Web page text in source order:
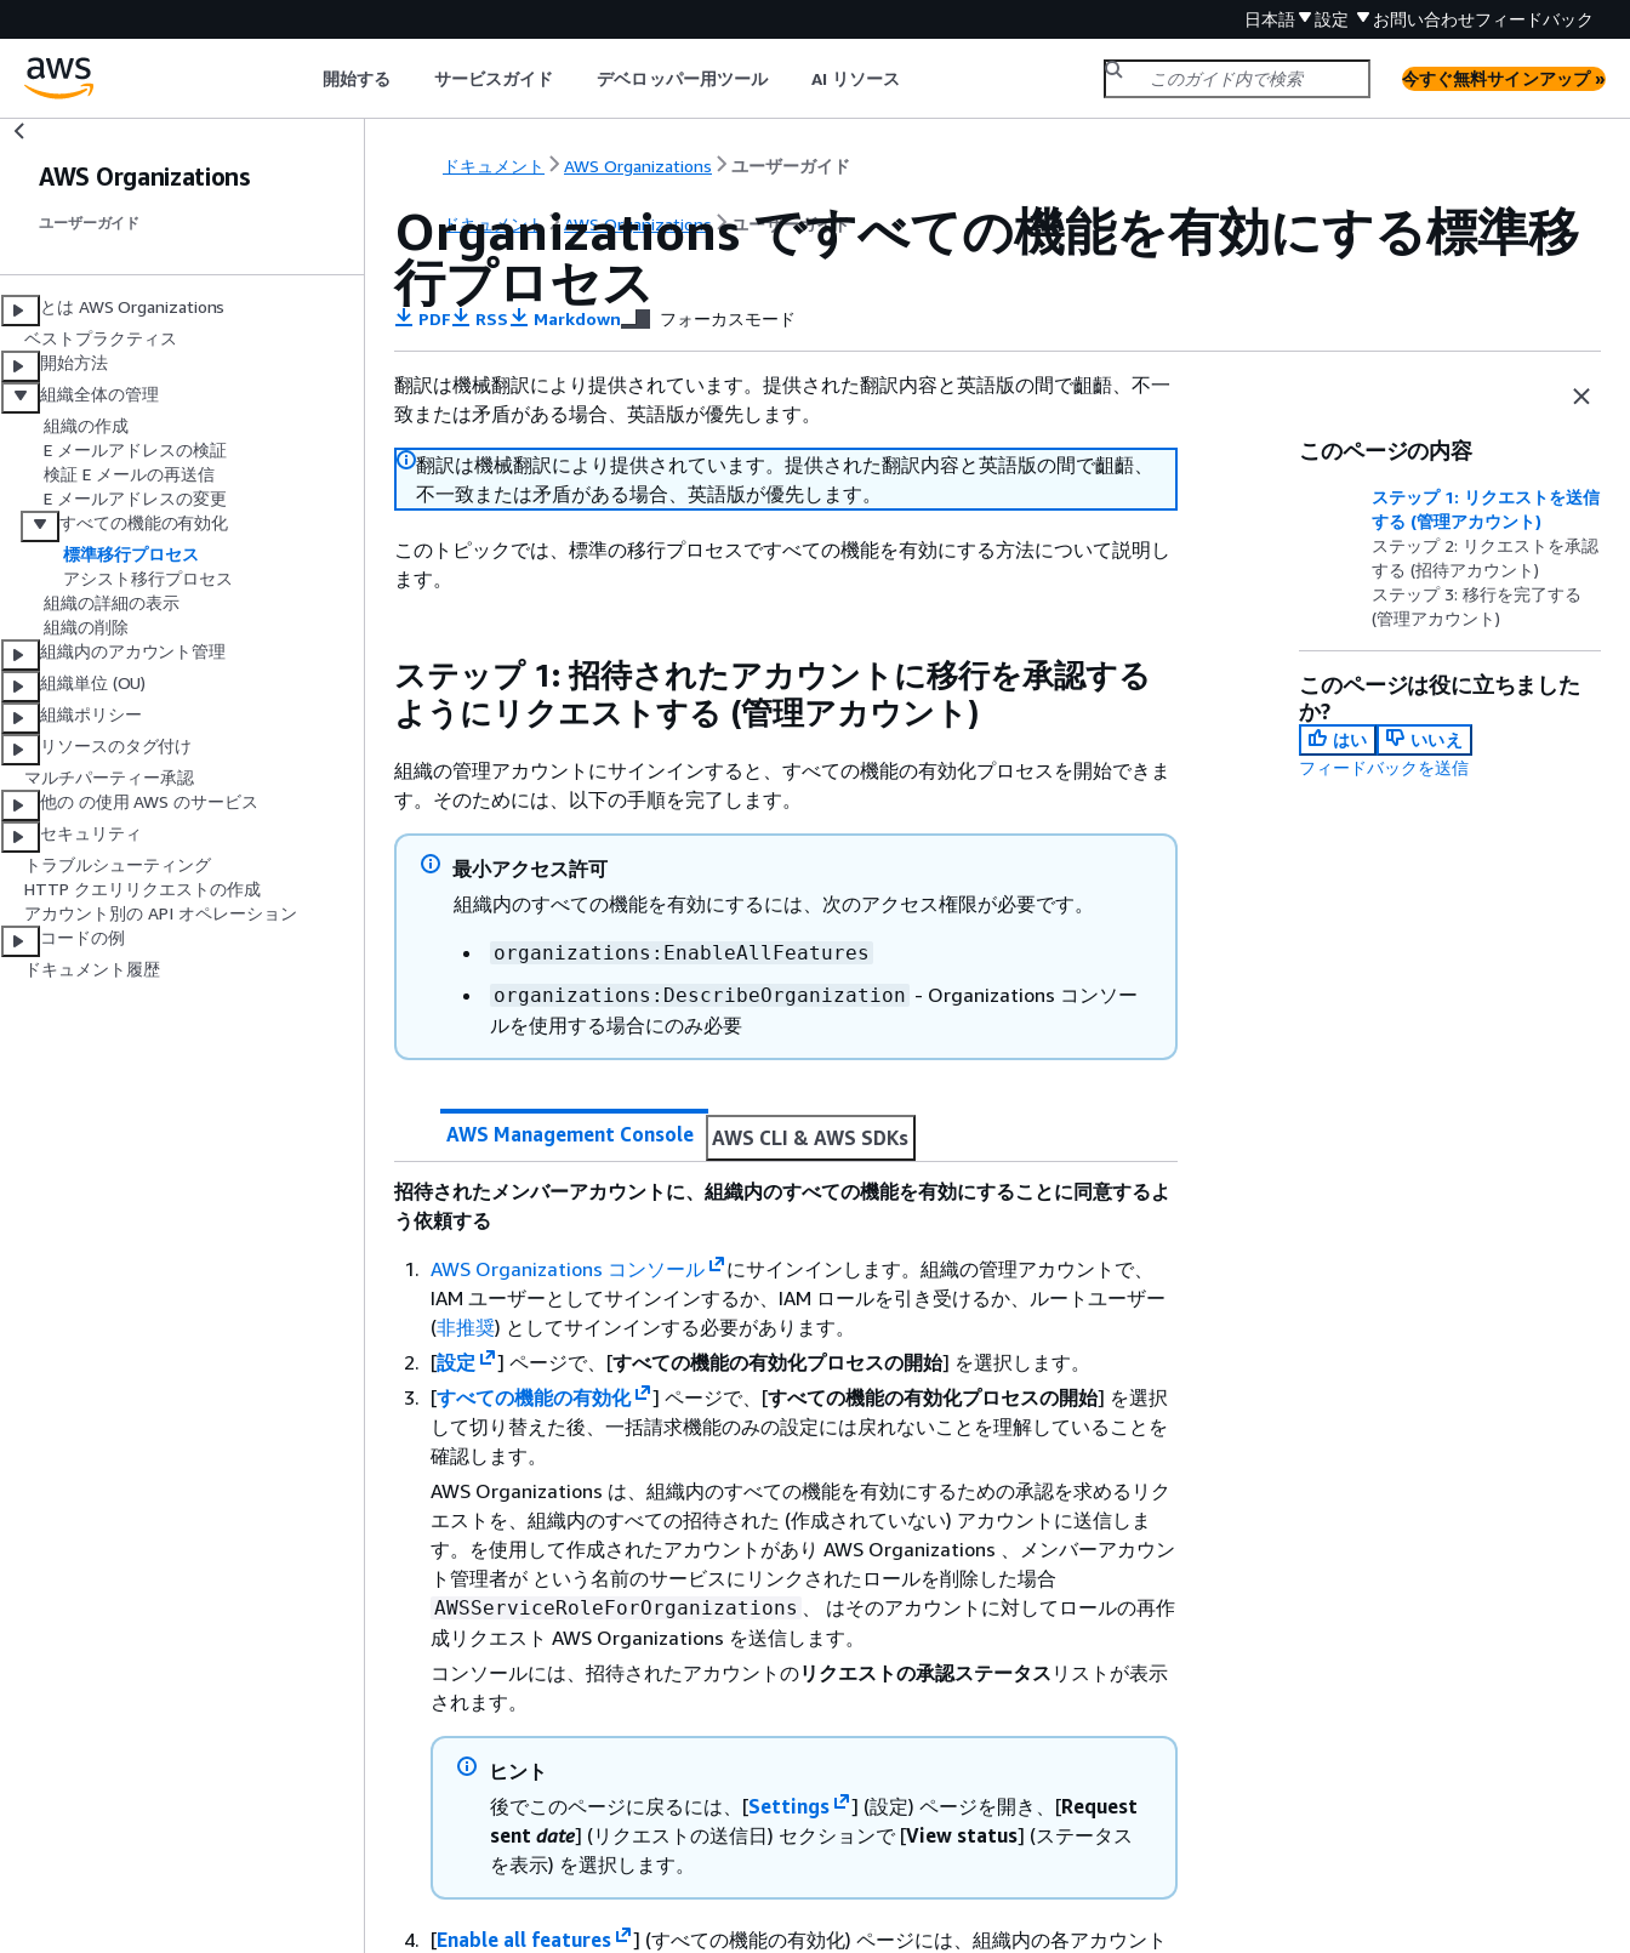
日本語 設定 お問い合わせフィードバック
開始する サービスガイド デベロッパー用ツール AI リソース 今すぐ無料サインアップ »
AWS Organizations
ユーザーガイド
とは AWS Organizations
ベストプラクティス
開始方法
組織全体の管理
組織の作成
E メールアドレスの検証
検証 E メールの再送信
E メールアドレスの変更
すべての機能の有効化
標準移行プロセス
アシスト移行プロセス
組織の詳細の表示
組織の削除
組織内のアカウント管理
組織単位 (OU)
組織ポリシー
リソースのタグ付け
マルチパーティー承認
他の の使用 AWS のサービス
セキュリティ
トラブルシューティング
HTTP クエリリクエストの作成
アカウント別の API オペレーション
コードの例
ドキュメント履歴
ドキュメント AWS Organizations ユーザーガイド
ドキュメント AWS Organizations ユーザーガイド
Organizations ですべての機能を有効にする標準移
行プロセス
PDF RSS Markdown フォーカスモード
翻訳は機械翻訳により提供されています。提供された翻訳内容と英語版の間で齟齬、不一
致または矛盾がある場合、英語版が優先します。
翻訳は機械翻訳により提供されています。提供された翻訳内容と英語版の間で齟齬、
不一致または矛盾がある場合、英語版が優先します。
このトピックでは、標準の移行プロセスですべての機能を有効にする方法について説明し
ます。
ステップ 1: 招待されたアカウントに移行を承認する
ようにリクエストする (管理アカウント)
組織の管理アカウントにサインインすると、すべての機能の有効化プロセスを開始できま
す。そのためには、以下の手順を完了します。
最小アクセス許可
組織内のすべての機能を有効にするには、次のアクセス権限が必要です。
organizations:EnableAllFeatures
organizations:DescribeOrganization - Organizations コンソー
ルを使用する場合にのみ必要
AWS Management Console AWS CLI & AWS SDKs
招待されたメンバーアカウントに、組織内のすべての機能を有効にすることに同意するよ
う依頼する
AWS Organizations コンソール
にサインインします。組織の管理アカウントで、
IAM ユーザーとしてサインインするか、IAM ロールを引き受けるか、ルートユーザー
(非推奨) としてサインインする必要があります。
[設定 ] ページで、[すべての機能の有効化プロセスの開始] を選択します。
[すべての機能の有効化 ] ページで、[すべての機能の有効化プロセスの開始] を選択
して切り替えた後、一括請求機能のみの設定には戻れないことを理解していることを
確認します。
AWS Organizations は、組織内のすべての機能を有効にするための承認を求めるリク
エストを、組織内のすべての招待された (作成されていない) アカウントに送信しま
す。を使用して作成されたアカウントがあり AWS Organizations 、メンバーアカウン
ト管理者が という名前のサービスにリンクされたロールを削除した場合
AWSServiceRoleForOrganizations
、 はそのアカウントに対してロールの再作
成リクエスト AWS Organizations を送信します。
コンソールには、招待されたアカウントのリクエストの承認ステータス リストが表示
されます。
ヒント
後でこのページに戻るには、[Settings ] (設定) ページを開き、[Request
sent date] (リクエストの送信日) セクションで [View status] (ステータス
を表示) を選択します。
[Enable all features
] (すべての機能の有効化) ページには、組織内の各アカウント
このページの内容
ステップ 1: リクエストを送信
する (管理アカウント)
ステップ 2: リクエストを承認
する (招待アカウント)
ステップ 3: 移行を完了する
(管理アカウント)
このページは役に立ちました
か?
はい
いいえ
フィードバックを送信